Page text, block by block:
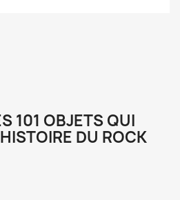
101 OBJETS QUI
DU ROCK